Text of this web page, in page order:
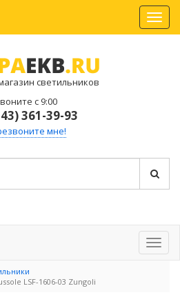
светильников
с 9:00
361-39-93
мне!
LSF-1606-03 Zungoli